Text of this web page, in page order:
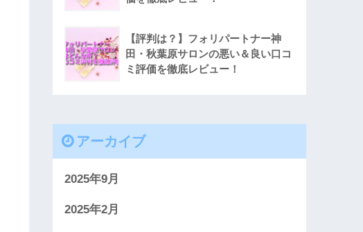
【評判は？】フォリパートナー神
田・秋葉原サロンの悪い＆良い口コ
ミ評価を徹底レビュー！
アーカイブ
2025年9月
2025年2月